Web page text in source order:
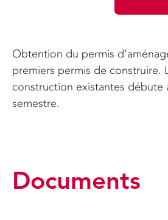
Obtention du permis
premiers permis de construire.
construction existantes débute
semestre.
Documents